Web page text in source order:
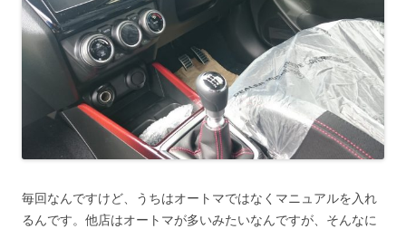
毎回なんですけど、うちはオートマではなくマニュアルを入れ
るんです。他店はオートマが多いみたいなんですが、そんなに